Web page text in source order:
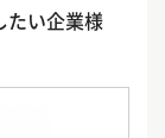
たい企業様